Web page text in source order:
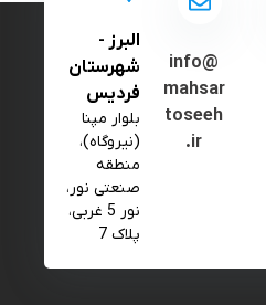
info@
mahsar
toseeh
.ir
البرز -
شهرستان
فردیس
بلوار مپنا
(نیروگاه)،
منطقه
صنعتی نور،
نور 5 غربی،
پلاک 7